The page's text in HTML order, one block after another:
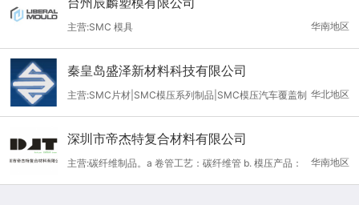
华南地区
主营:SMC 模具
秦皇岛盛泽新材料科技有限公司
华北地区
主营:SMC片材|SMC模压系列制品|SMC模压汽车覆盖制
件|FRP采光板|玻璃钢绝缘防护围栏
深圳市帝杰特复合材料有限公司
华南地区
主营:碳纤维制品。a 卷管工艺：碳纤维管 b. 模压产品：
碳纤维板、异形件 c.热压罐产品：碳纤维摩托车汽车配件